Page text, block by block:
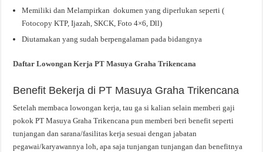
Memiliki dan Melampirkan dokumen yang diperlukan seperti (
Fotocopy KTP, Ijazah, SKCK, Foto 4×6, Dll)
Diutamakan yang sudah berpengalaman pada bidangnya
Daftar Lowongan Kerja PT Masuya Graha Trikencana
Benefit Bekerja di PT Masuya Graha Trikencana
Setelah membaca lowongan kerja, tau ga si kalian selain memberi gaji
pokok PT Masuya Graha Trikencana pun memberi beri benefit seperti
tunjangan dan sarana/fasilitas kerja sesuai dengan jabatan
pegawai/karyawannya loh, apa saja tunjangan tunjangan dan benefitnya